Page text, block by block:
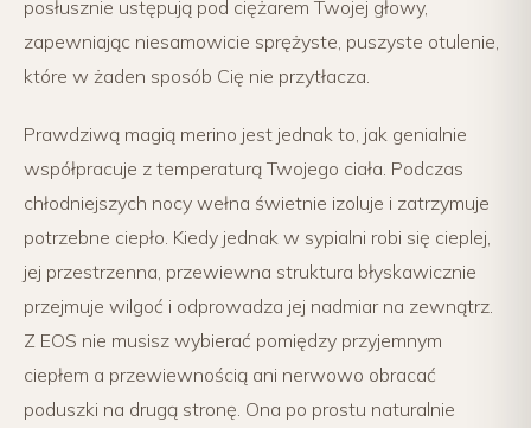
posłusznie ustępują pod ciężarem Twojej głowy,
zapewniając niesamowicie sprężyste, puszyste otulenie,
które w żaden sposób Cię nie przytłacza.
Prawdziwą magią merino jest jednak to, jak genialnie
współpracuje z temperaturą Twojego ciała. Podczas
chłodniejszych nocy wełna świetnie izoluje i zatrzymuje
potrzebne ciepło. Kiedy jednak w sypialni robi się cieplej,
jej przestrzenna, przewiewna struktura błyskawicznie
przejmuje wilgoć i odprowadza jej nadmiar na zewnątrz.
Z EOS nie musisz wybierać pomiędzy przyjemnym
ciepłem a przewiewnością ani nerwowo obracać
poduszki na drugą stronę. Ona po prostu naturalnie